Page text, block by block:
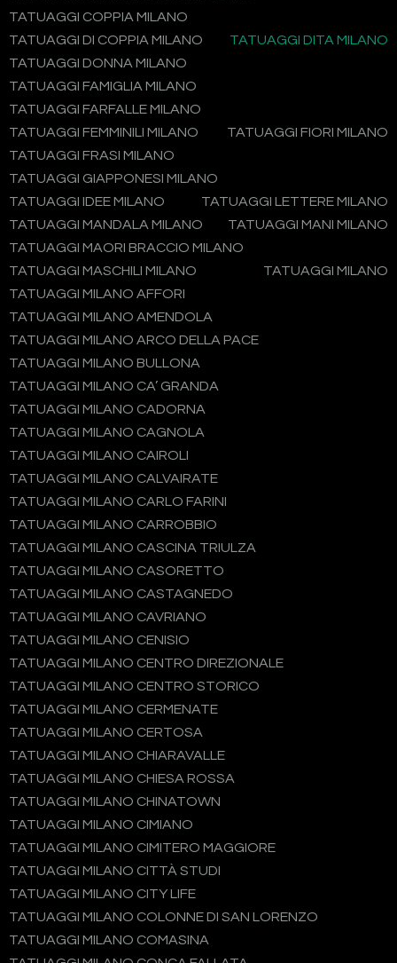
TATUAGGI COPPIA MILANO
TATUAGGI DI COPPIA MILANO
TATUAGGI DITA MILANO
TATUAGGI DONNA MILANO
TATUAGGI FAMIGLIA MILANO
TATUAGGI FARFALLE MILANO
TATUAGGI FEMMINILI MILANO
TATUAGGI FIORI MILANO
TATUAGGI FRASI MILANO
TATUAGGI GIAPPONESI MILANO
TATUAGGI IDEE MILANO
TATUAGGI LETTERE MILANO
TATUAGGI MANDALA MILANO
TATUAGGI MANI MILANO
TATUAGGI MAORI BRACCIO MILANO
TATUAGGI MASCHILI MILANO
TATUAGGI MILANO
TATUAGGI MILANO AFFORI
TATUAGGI MILANO AMENDOLA
TATUAGGI MILANO ARCO DELLA PACE
TATUAGGI MILANO BULLONA
TATUAGGI MILANO CA’ GRANDA
TATUAGGI MILANO CADORNA
TATUAGGI MILANO CAGNOLA
TATUAGGI MILANO CAIROLI
TATUAGGI MILANO CALVAIRATE
TATUAGGI MILANO CARLO FARINI
TATUAGGI MILANO CARROBBIO
TATUAGGI MILANO CASCINA TRIULZA
TATUAGGI MILANO CASORETTO
TATUAGGI MILANO CASTAGNEDO
TATUAGGI MILANO CAVRIANO
TATUAGGI MILANO CENISIO
TATUAGGI MILANO CENTRO DIREZIONALE
TATUAGGI MILANO CENTRO STORICO
TATUAGGI MILANO CERMENATE
TATUAGGI MILANO CERTOSA
TATUAGGI MILANO CHIARAVALLE
TATUAGGI MILANO CHIESA ROSSA
TATUAGGI MILANO CHINATOWN
TATUAGGI MILANO CIMIANO
TATUAGGI MILANO CIMITERO MAGGIORE
TATUAGGI MILANO CITTÀ STUDI
TATUAGGI MILANO CITY LIFE
TATUAGGI MILANO COLONNE DI SAN LORENZO
TATUAGGI MILANO COMASINA